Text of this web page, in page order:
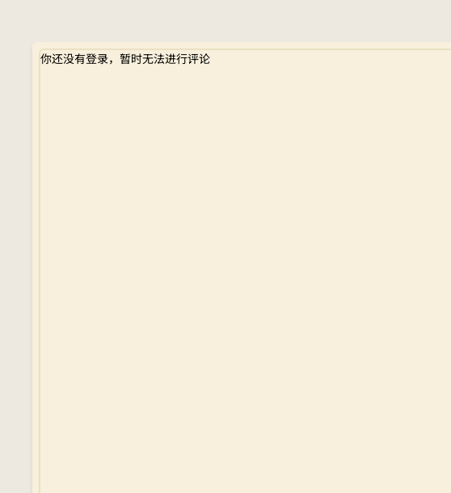
你还没有登录，暂时无法进行评论